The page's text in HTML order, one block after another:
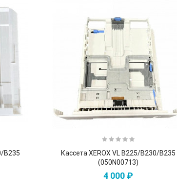
B235
Кассета XEROX VL B225/B230/B235
(050N00713)
4 000 ₽